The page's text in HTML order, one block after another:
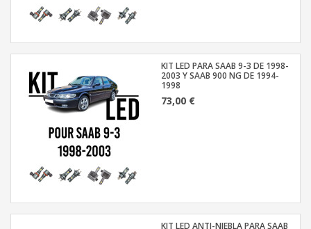
KIT LED PARA SAAB 9-3 DE 1998-
2003 Y SAAB 900 NG DE 1994-
1998
73,00 €
KIT LED ANTI-NIEBLA PARA SAAB